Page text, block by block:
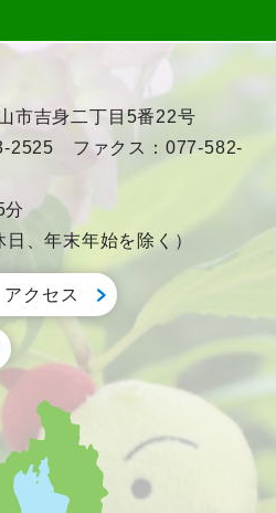
市吉身二丁目5番22号
2525 ファクス：077-582-
分
、年末年始を除く）
アクセス